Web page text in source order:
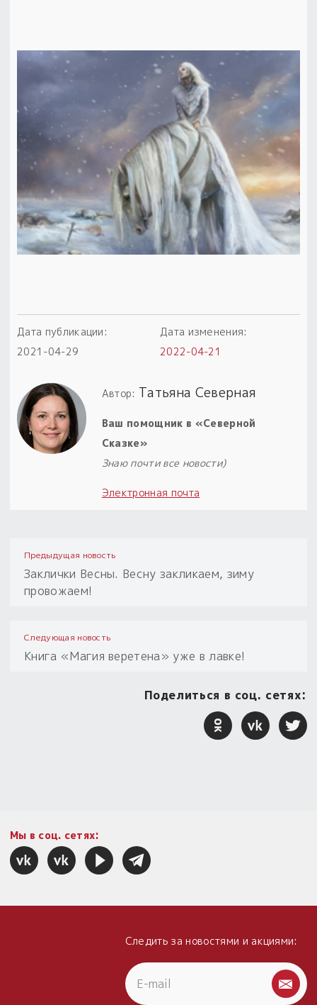
Пыльный сундучок
большое обновление
Товары со скидкой
Новинки
Товары недели
Безоплатная доставка
на заказ от 4 тыс. руб. со скидкой
Дата публикации:
2021-04-29
Дата изменения:
2022-04-21
Автор: Татьяна Северная
Ваш помощник в «Северной
Сказке»
Знаю почти все новости)
Электронная почта
Предыдущая новость
Заклички Весны. Весну закликаем, зиму
провожаем!
Следующая новость
Книга «Магия веретена» уже в лавке!
Поделиться в соц. сетях:
Мы в соц. сетях:
Следить за новостями и акциями: